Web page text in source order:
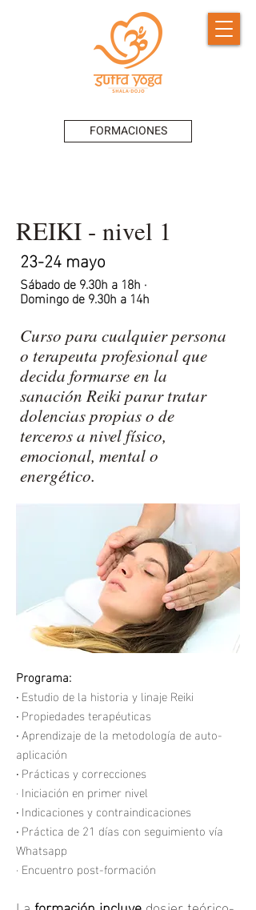
FORMACIONES
REIKI - nivel 1
23-24 mayo
Sábado de 9.30h a 18h ·
Domingo de 9.30h a 14h
Curso para cualquier persona
o terapeuta profesional que
decida formarse en la
sanación Reiki parar tratar
dolencias propias o de
terceros a nivel físico,
emocional, mental o
energético.
Programa:
·Estudio de la historia y linaje Reiki
·Propiedades terapéuticas
·Aprendizaje de la metodología de auto-
aplicación
·Prácticas y correcciones
· Iniciación en primer nivel
·Indicaciones y contraindicaciones
·Práctica de 21 días con seguimiento vía
Whatsapp
· Encuentro post-formación